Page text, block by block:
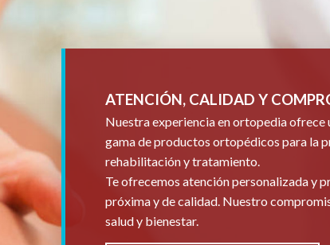
ATENCIÓN, CALIDAD Y
Nuestra experiencia en ortopedia ofrece
gama de productos ortopédicos para la
rehabilitación y tratamiento.
Te ofrecemos atención personalizada y
próxima y de calidad. Nuestro
salud y bienestar.